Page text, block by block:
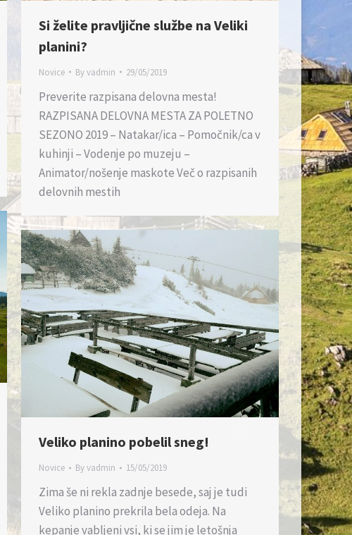
Si želite pravljične službe na Veliki
planini?
Novice Byvadmin 29/05/2019
Preverite razpisana delovna mesta!
RAZPISANA DELOVNA MESTA ZA POLETNO
SEZONO 2019 – Natakar/ica – Pomočnik/ca v
kuhinji – Vodenje po muzeju –
Animator/nošenje maskote Več o razpisanih
delovnih mestih
Veliko planino pobelil sneg!
Novice Byvadmin 15/05/2019
Zima še ni rekla zadnje besede, saj je tudi
Veliko planino prekrila bela odeja. Na
kepanje vabljeni vsi, ki se jim je letošnja